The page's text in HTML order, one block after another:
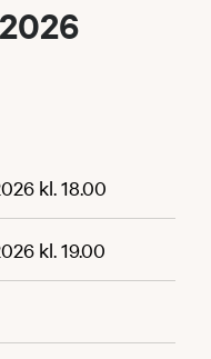
kl. 18.00
kl. 19.00